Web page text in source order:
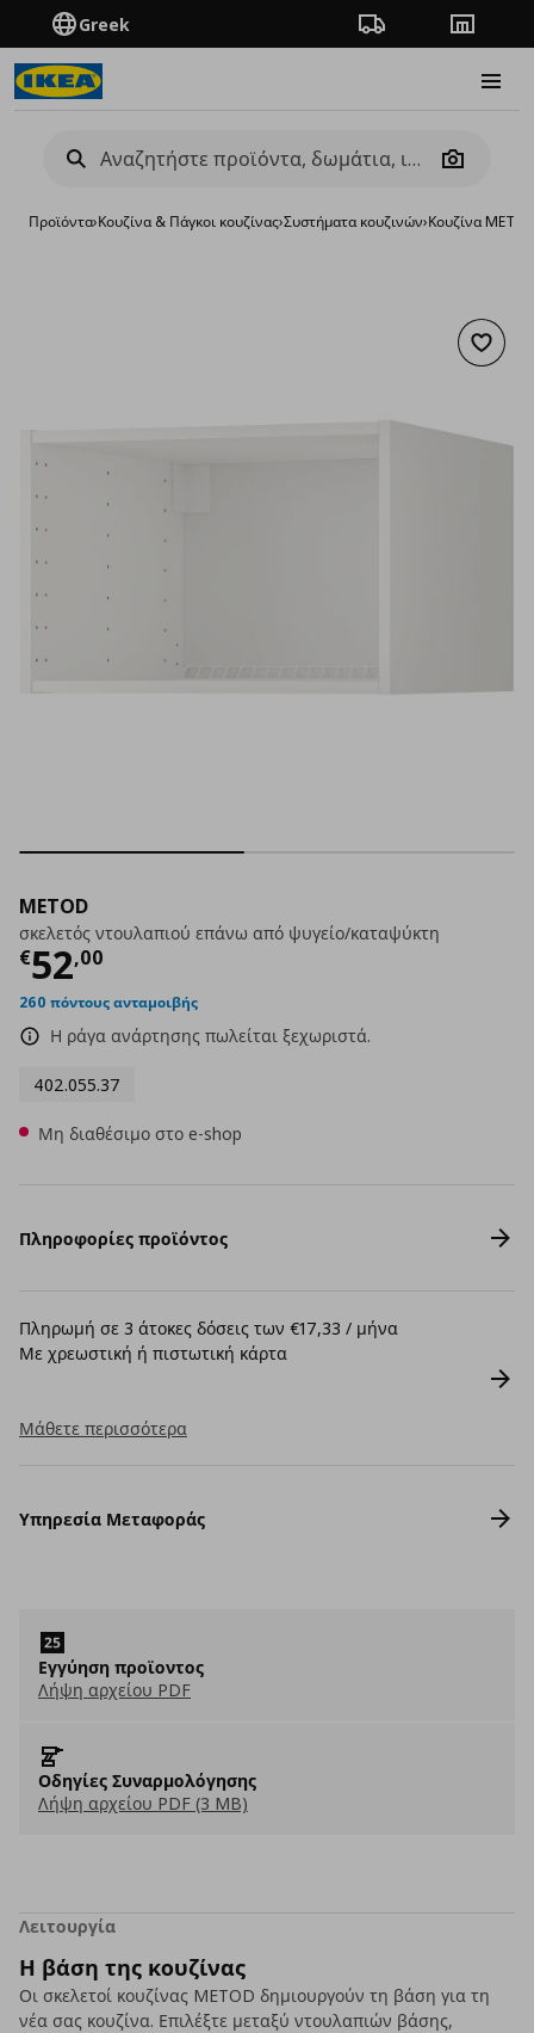
Greek Πορεία παραγγελίας
Camera
Προϊόντα›Κουζίνα & Πάγκοι κουζίνας›Συστήματα κουζινών›Κουζίνα
METOD
σκελετός ντουλαπιού επάνω από ψυγείο/καταψύκτη
€52,00
Τρέχουσα τιμή
260 πόντους ανταμοιβής
Η ράγα ανάρτησης πωλείται ξεχωριστά.
402.055.37
Μη διαθέσιμο στο e-shop
Πληροφορίες προϊόντος
Πληρωμή σε 3 άτοκες δόσεις των €17,33 / μήνα
Με χρεωστική ή πιστωτική κάρτα
Μάθετε περισσότερα
Υπηρεσία Μεταφοράς
Εγγύηση προϊοντος
Λήψη αρχείου PDF
Οδηγίες Συναρμολόγησης
Λήψη αρχείου PDF (3 MB)
Λειτουργία
Η βάση της κουζίνας
Οι σκελετοί κουζίνας METOD δημιουργούν τη βάση για τη
νέα σας κουζίνα. Επιλέξτε μεταξύ ντουλαπιών βάσης,